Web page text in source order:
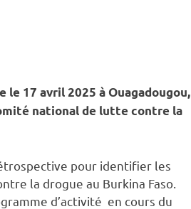
le 17 avril 2025 à Ouagadougou,
national de lutte contre la
pour identifier les
la drogue au Burkina Faso.
d’activité en cours du